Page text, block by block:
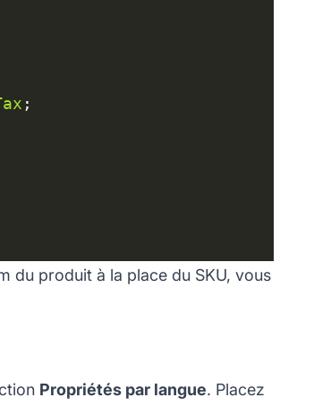
du produit à la place du SKU, vous
Propriétés par langue. Placez